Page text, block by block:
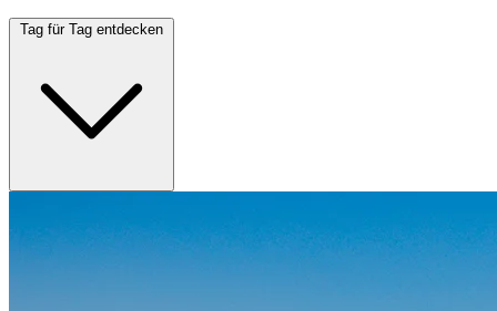
Tag für Tag entdecken